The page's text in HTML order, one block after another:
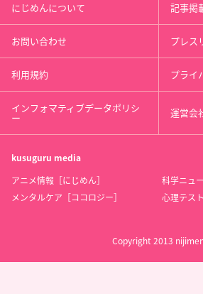
にじめんについて 記事掲
お問い合わせ プレス
利用規約 プライ
インフォマティブデータポリシ
ー 運営会
kusuguru media
アニメ情報［にじめん］
科学ニュ
メンタルケア［ココロジー］
心理テス
Copyright 2013